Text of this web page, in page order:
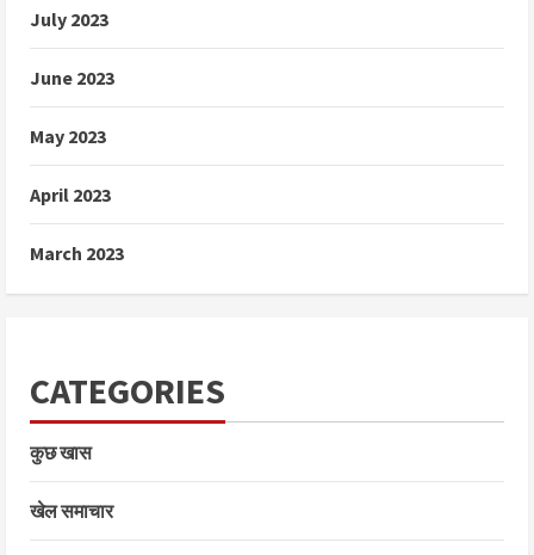
July 2023
June 2023
May 2023
April 2023
March 2023
CATEGORIES
कुछ खास
खेल समाचार